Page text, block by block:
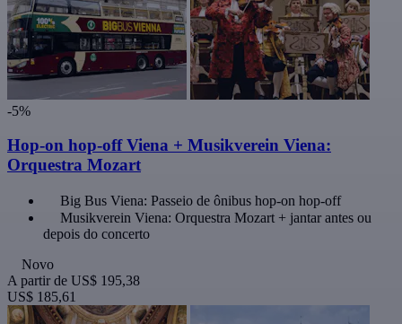
-5%
Hop-on hop-off Viena + Musikverein Viena:
Orquestra Mozart
Big Bus Viena: Passeio de ônibus hop-on hop-off
Musikverein Viena: Orquestra Mozart + jantar antes ou
depois do concerto
Novo
A partir de US$ 195,38
US$ 185,61